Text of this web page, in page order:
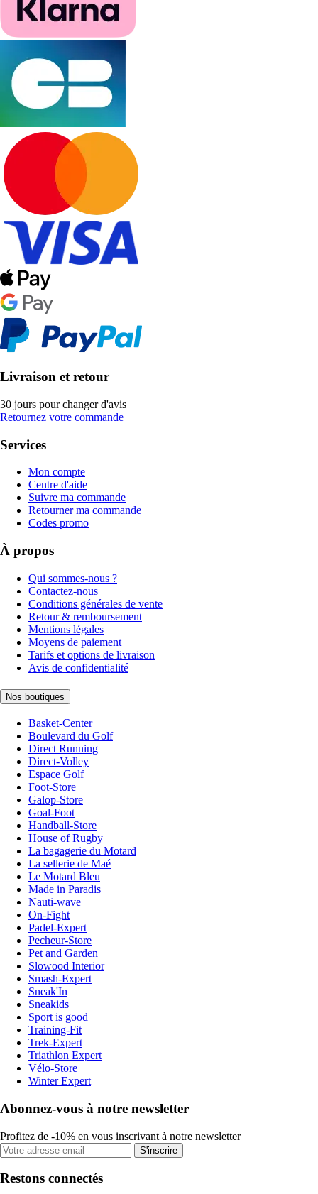
Livraison et retour
30 jours pour changer d'avis
Retournez votre commande
Services
Mon compte
Centre d'aide
Suivre ma commande
Retourner ma commande
Codes promo
À propos
Qui sommes-nous ?
Contactez-nous
Conditions générales de vente
Retour & remboursement
Mentions légales
Moyens de paiement
Tarifs et options de livraison
Avis de confidentialité
Nos boutiques
Basket-Center
Boulevard du Golf
Direct Running
Direct-Volley
Espace Golf
Foot-Store
Galop-Store
Goal-Foot
Handball-Store
House of Rugby
La bagagerie du Motard
La sellerie de Maé
Le Motard Bleu
Made in Paradis
Nauti-wave
On-Fight
Padel-Expert
Pecheur-Store
Pet and Garden
Slowood Interior
Smash-Expert
Sneak'In
Sneakids
Sport is good
Training-Fit
Trek-Expert
Triathlon Expert
Vélo-Store
Winter Expert
Abonnez-vous à notre newsletter
Profitez de -10% en vous inscrivant à notre newsletter
S'inscrire
Restons connectés